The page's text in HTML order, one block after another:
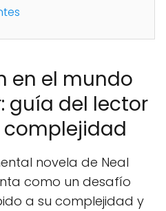
en el mundo
guía del lector
complejidad
novela de Neal
como un desafío
a su complejidad y